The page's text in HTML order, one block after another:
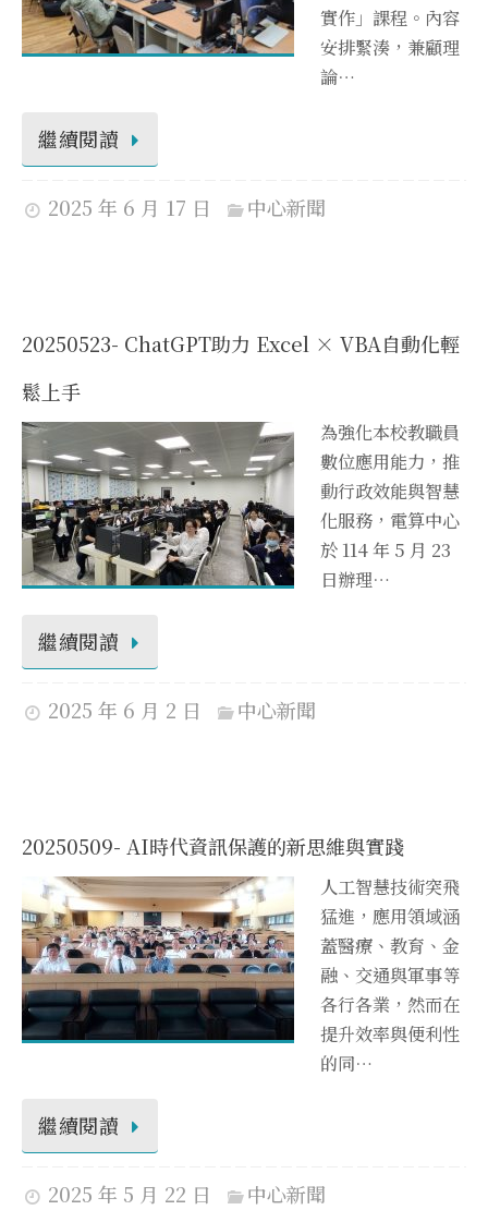
實作」課程。內容
安排緊湊，兼顧理
論…
繼續閱讀
2025 年 6 月 17 日 中心新聞
20250523- ChatGPT助力 Excel × VBA自動化輕
鬆上手
為強化本校教職員
數位應用能力，推
動行政效能與智慧
化服務，電算中心
於 114 年 5 月 23
日辦理…
繼續閱讀
2025 年 6 月 2 日 中心新聞
20250509- AI時代資訊保護的新思維與實踐
人工智慧技術突飛
猛進，應用領域涵
蓋醫療、教育、金
融、交通與軍事等
各行各業，然而在
提升效率與便利性
的同…
繼續閱讀
2025 年 5 月 22 日 中心新聞